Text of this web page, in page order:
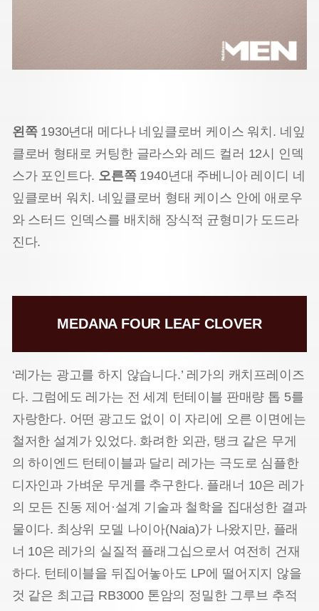
왼쪽 1930년대 메다나 네잎클로버 케이스 워치. 네잎
클로버 형태로 커팅한 글라스와 레드 컬러 12시 인덱
스가 포인트다. 오른쪽 1940년대 주베니아 레이디 네
잎클로버 워치. 네잎클로버 형태 케이스 안에 애로우
와 스터드 인덱스를 배치해 장식적 균형미가 도드라
진다.
MEDANA FOUR LEAF CLOVER
‘레가는 광고를 하지 않습니다.’ 레가의 캐치프레이즈
다. 그럼에도 레가는 전 세계 턴테이블 판매량 톱 5를
자랑한다. 어떤 광고도 없이 이 자리에 오른 이면에는
철저한 설계가 있었다. 화려한 외관, 탱크 같은 무게
의 하이엔드 턴테이블과 달리 레가는 극도로 심플한
디자인과 가벼운 무게를 추구한다. 플래너 10은 레가
의 모든 진동 제어·설계 기술과 철학을 집대성한 결과
물이다. 최상위 모델 나이아(Naia)가 나왔지만, 플래
너 10은 레가의 실질적 플래그십으로서 여전히 건재
하다. 턴테이블을 뒤집어놓아도 LP에 떨어지지 않을
것 같은 최고급 RB3000 톤암의 정밀한 그루브 추적